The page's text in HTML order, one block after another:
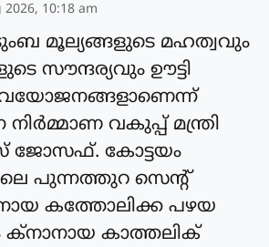
2026, 10:18 am
മൂല്യങ്ങളുടെ മഹത്വവും
സൗന്ദര്യവും ഊട്ടി
വയോജനങ്ങളാണെന്ന്
വകുപ്പ് മന്ത്രി
കോട്ടയം
പുന്നത്തുറ സെന്റ്
കത്തോലിക്ക പഴയ
ക്‌നാനായ കാത്തലിക്